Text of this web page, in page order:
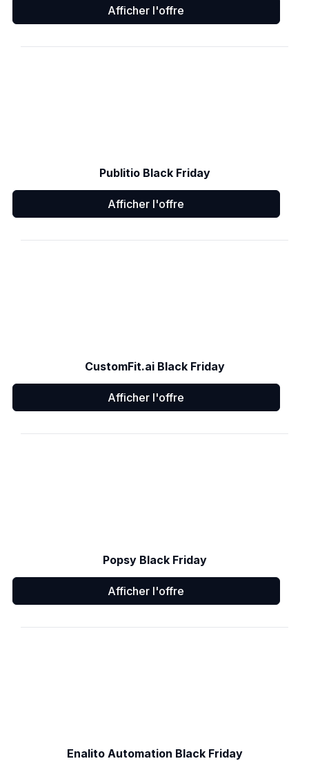
Afficher l'offre
Publitio Black Friday
Afficher l'offre
CustomFit.ai Black Friday
Afficher l'offre
Popsy Black Friday
Afficher l'offre
Enalito Automation Black Friday